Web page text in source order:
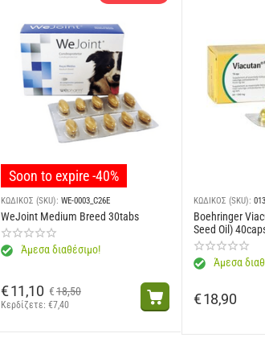
Soon to expire -40%
ΚΩΔΙΚΟΣ (SKU): WE-0003_C26E
WeJoint Medium Breed 30tabs
Άμεσα διαθέσιμο!
€ 18,50
€11,10
Κερδίζετε: €7,40
ΚΩΔΙΚΟΣ (SKU):
Boehringer
Seed Oil)
Άμεσα
€18,90